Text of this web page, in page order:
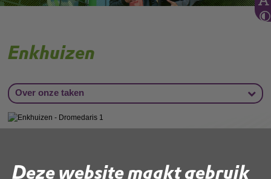
Deze website maakt gebruik
Enkhuizen
Over onze taken